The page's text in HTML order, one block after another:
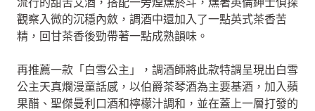
流行的甜苦艾酒，搭配一旁煙燻菸斗，燻著英倫紳士偵探
觀察入微的沉穩內斂，調酒中還加入了一點英式茶香苦
精，回甘茶香後勁帶著一點成熟韻味。
再推薦一款「白雪公主」，調酒師將此款特調呈現出白雪
公主天真爛漫童話感，以伯爵茶琴酒為主要基酒，加入蘋
果醋、聖傑曼利口酒和檸檬汁調和，並在蓋上一層打發的